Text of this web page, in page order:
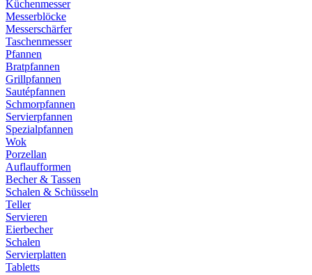
Küchenmesser
Messerblöcke
Messerschärfer
Taschenmesser
Pfannen
Bratpfannen
Grillpfannen
Sautépfannen
Schmorpfannen
Servierpfannen
Spezialpfannen
Wok
Porzellan
Auflaufformen
Becher & Tassen
Schalen & Schüsseln
Teller
Servieren
Eierbecher
Schalen
Servierplatten
Tabletts